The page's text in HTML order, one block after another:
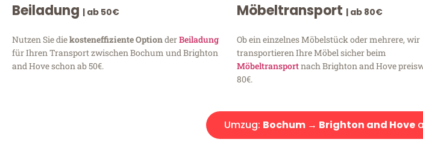
Beiladung | ab 50€
Nutzen Sie diekosteneffiziente OptionderBeiladung
für Ihren Transport zwischen Bochum und Brighton
and Hove schon ab 50€.
Möbeltransport | ab 80€
Ob ein einzelnes Möbelstück oder mehrere, wir
transportieren Ihre Möbel sicher beim
Möbeltransportnach Brighton and Hove
80€.
Umzug: Bochum → Brighton and Hove